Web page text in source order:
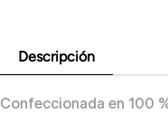
Descripción
Confeccionada en 100